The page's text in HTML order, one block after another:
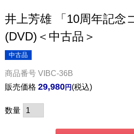
井上芳雄 「10周年記念
(DVD)＜中古品＞
中古品
商品番号 VIBC-36B
販売価格 29,980 税込